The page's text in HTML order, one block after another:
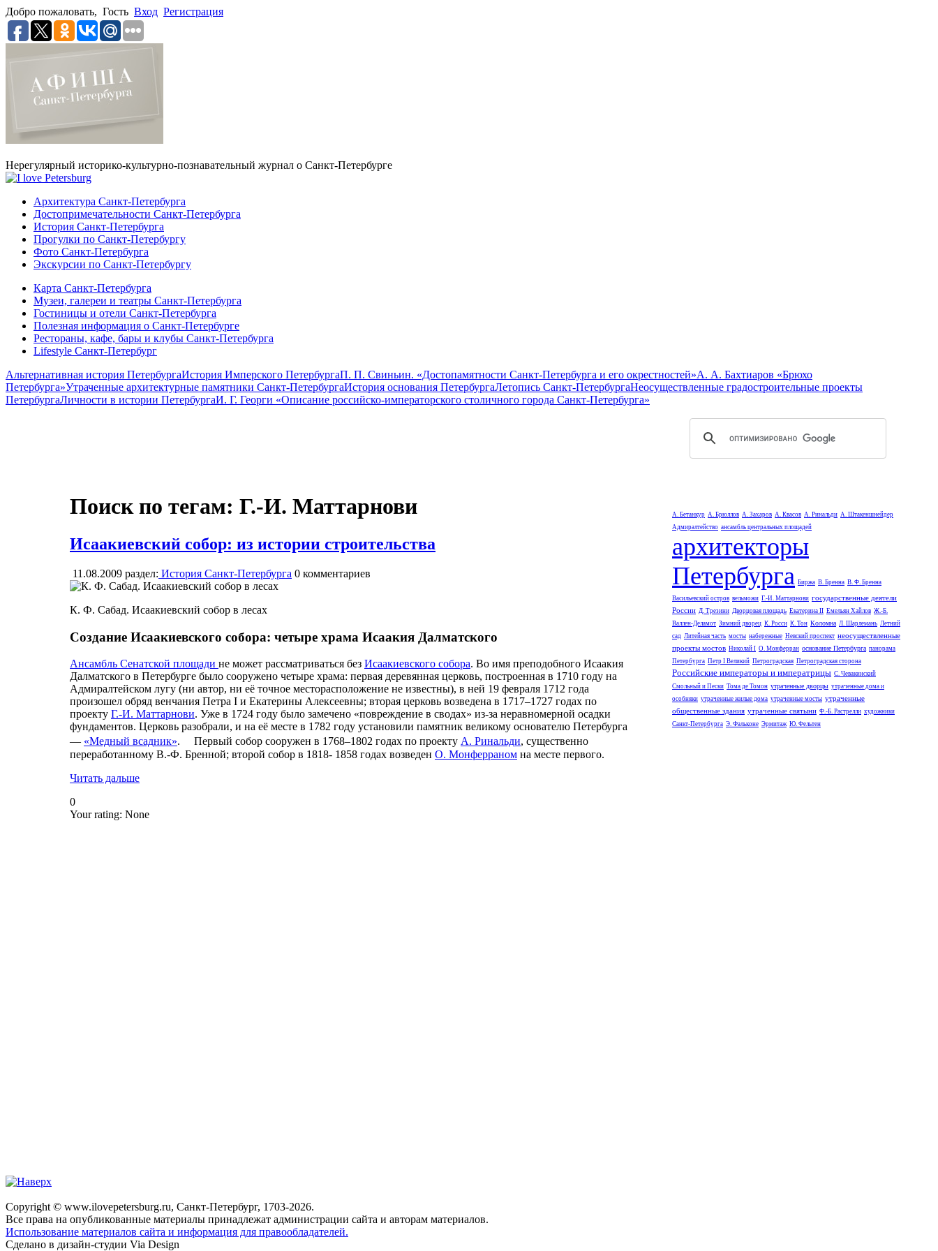
Добро пожаловать, Гость Вход Регистрация
Нерегулярный историко-культурно-познавательный журнал о Санкт-Петербурге
Архитектура Санкт-Петербурга
Достопримечательности Санкт-Петербурга
История Санкт-Петербурга
Прогулки по Санкт-Петербургу
Фото Санкт-Петербурга
Экскурсии по Санкт-Петербургу
Карта Санкт-Петербурга
Музеи, галереи и театры Санкт-Петербурга
Гостиницы и отели Санкт-Петербурга
Полезная информация о Санкт-Петербурге
Рестораны, кафе, бары и клубы Санкт-Петербурга
Lifestyle Санкт-Петербург
Альтернативная история ПетербургаИстория Имперского ПетербургаП. П. Свиньин. «Достопамятности Санкт-Петербурга и его окрестностей»А. А. Бахтиаров «Брюхо
Петербурга»Утраченные архитектурные памятники Санкт-ПетербургаИстория основания ПетербургаЛетопись Санкт-ПетербургаНеосуществленные градостроительные проекты
ПетербургаЛичности в истории ПетербургаИ. Г. Георги «Описание российско-императорского столичного города Санкт-Петербурга»
Поиск по тегам: Г.-И. Маттарнови
Исаакиевский собор: из истории строительства
11.08.2009 раздел: История Санкт-Петербурга 0 комментариев
К. Ф. Сабад. Исаакиевский собор в лесах
Создание Исаакиевского собора: четыре храма Исаакия Далматского
Ансамбль Сенатской площади не может рассматриваться без Исаакиевского собора. Во имя преподобного Исаакия
Далматского в Петербурге было сооружено четыре храма: первая деревянная церковь, построенная в 1710 году на
Адмиралтейском лугу (ни автор, ни её точное месторасположение не известны), в ней 19 февраля 1712 года
произошел обряд венчания Петра I и Екатерины Алексеевны; вторая церковь возведена в 1717–1727 годах по
проекту Г.-И. Маттарнови. Уже в 1724 году было замечено «повреждение в сводах» из-за неравномерной осадки
фундаментов. Церковь разобрали, и на её месте в 1782 году установили памятник великому основателю Петербурга
— «Медный всадник». Первый собор сооружен в 1768–1802 годах по проекту А. Ринальди, существенно
переработанному В.-Ф. Бренной; второй собор в 1818- 1858 годах возведен О. Монферраном на месте первого.
Читать дальше
0
Your rating: None
А. Бетанкур А. Брюллов А. Захаров А. Квасов А. Ринальди А. Штакеншнейдер
Адмиралтейство ансамбль центральных площадей
архитекторы
Петербурга Биржа В. Бренна В. Ф. Бренна
Васильевский остров вельможи Г.-И. Маттарнови государственные деятели
России Д. Трезини Дворцовая площадь Екатерина II Емельян Хайлов Ж.-Б.
Валлен-Деламот Зимний дворец К. Росси К. Тон Коломна Л. Шарлемань Летний
сад Литейная часть мосты набережные Невский проспект неосуществленные
проекты мостов Николай I О. Монферран основание Петербурга панорама
Петербурга Петр I Великий Петроградская Петроградская сторона
Российские императоры и императрицы С. Чевакинский
Смольный и Пески Тома де Томон утраченные дворцы утраченные дома и
особняки утраченные жилые дома утраченные мосты утраченные
общественные здания утраченные святыни Ф.-Б. Растрелли художники
Санкт-Петербурга Э. Фальконе Эрмитаж Ю. Фельтен
Copyright © www.ilovepetersburg.ru, Санкт-Петербург, 1703-2026.
Все права на опубликованные материалы принадлежат администрации сайта и авторам материалов.
Использование материалов сайта и информация для правообладателей.
Сделано в дизайн-студии Via Design